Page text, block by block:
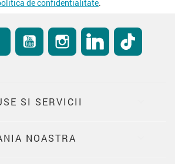
de confidentialitate.
RSS YouTube InstagramLinkedIn
SI SERVICII
NOASTRA